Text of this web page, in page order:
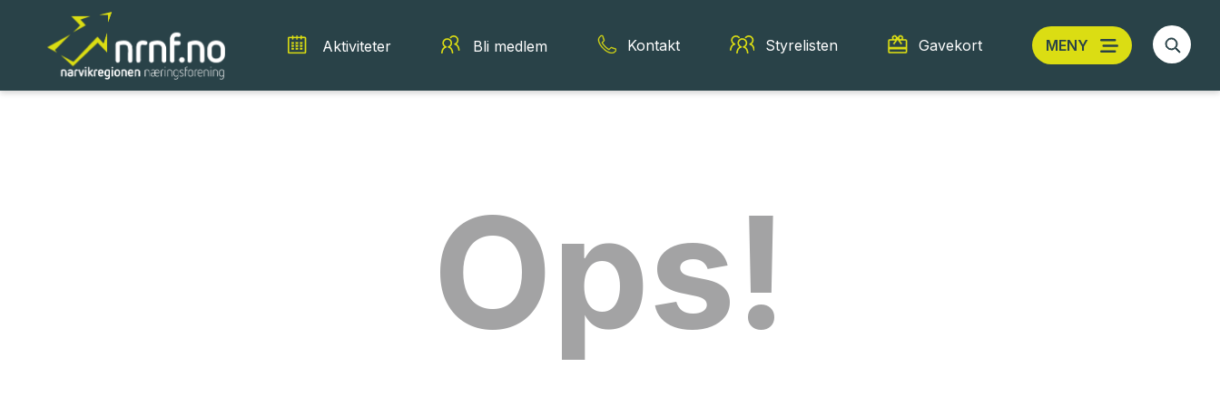
Aktiviteter Bli medlem Kontakt Styrelisten Gavekort MENY
Ops!